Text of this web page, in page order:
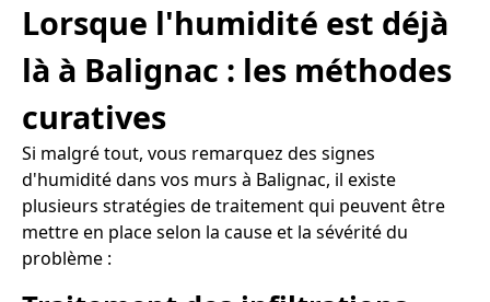
Lorsque l'humidité est déjà
là à Balignac : les méthodes
curatives
Si malgré tout, vous remarquez des signes
d'humidité dans vos murs à Balignac, il existe
plusieurs stratégies de traitement qui peuvent être
mettre en place selon la cause et la sévérité du
problème :